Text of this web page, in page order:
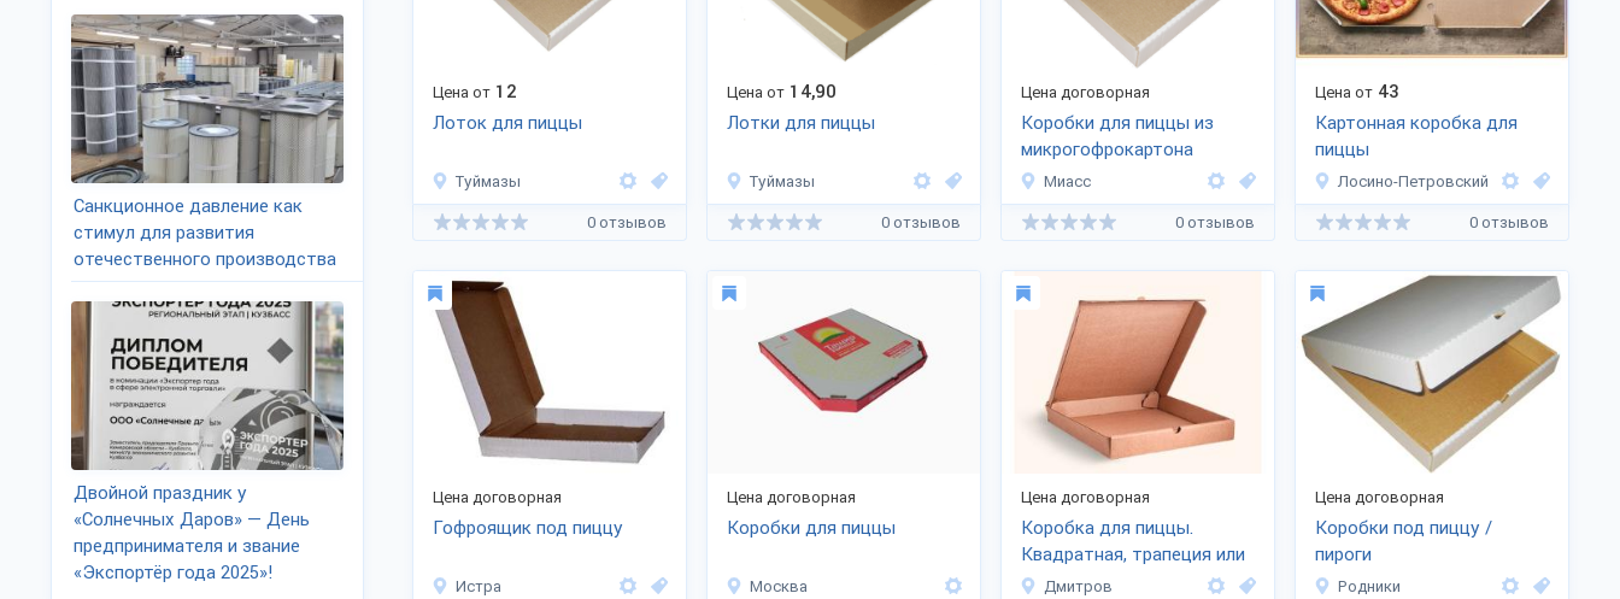
Цена от 12
Лоток для пиццы
Туймазы
0 отзывов
Цена от 14,90
Лотки для пиццы
Туймазы
0 отзывов
Цена договорная
Коробки для пиццы из
микрогофрокартона
Миасс
0 отзывов
Цена от 43
Картонная коробка для
пиццы
Лосино-Петровский
0 отзывов
Цена договорная
Гофроящик под пиццу
Истра
Цена договорная
Коробки для пиццы
Москва
Цена договорная
Коробка для пиццы.
Квадратная, трапеция или
уголок
Дмитров
Цена договорная
Коробки под пиццу /
пироги
Родники
Санкционное давление как
стимул для развития
отечественного производства
Двойной праздник у
«Солнечных Даров» — День
предпринимателя и звание
«Экспортёр года 2025»!